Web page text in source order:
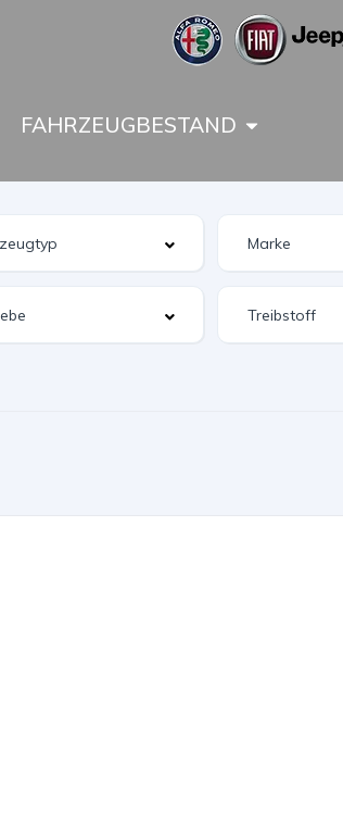
FAHRZEUGBESTAND